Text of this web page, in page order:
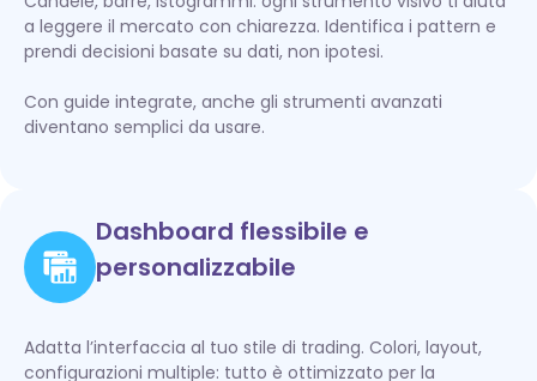
a leggere il mercato con chiarezza. Identifica i pattern e
prendi decisioni basate su dati, non ipotesi.
Con guide integrate, anche gli strumenti avanzati
diventano semplici da usare.
Dashboard flessibile e
personalizzabile
Adatta l’interfaccia al tuo stile di trading. Colori, layout,
configurazioni multiple: tutto è ottimizzato per la